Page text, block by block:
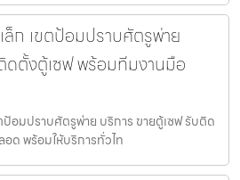
ล็ก เขตป้อมปราบศัตรูพ่าย
ดตั้งตู้เซฟ พร้อมทีมงานมือ
ป้อมปราบศัตรูพ่าย บริการ ขายตู้เซฟ รับติด
ด พร้อมให้บริการทั่วไท